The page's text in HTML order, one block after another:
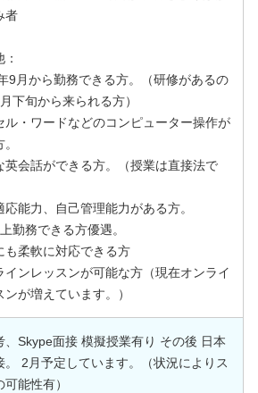
者
：
9月から勤務できる方。（研修があるの
下旬から来られる方）
ル・ワードなどのコンピューター操作が
英会話ができる方。（授業は直接法で
応能力、自己管理能力がある方。
勤務できる方優遇。
も柔軟に対応できる方
インレッスンが可能な方（現在オンライ
ンが増えています。）
、Skype面接 模擬授業有り その後 日本
。 2月予定しています。（状況によりス
能性有）